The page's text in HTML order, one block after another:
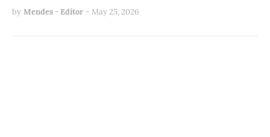
by Mendes - Editor - May 25, 2026